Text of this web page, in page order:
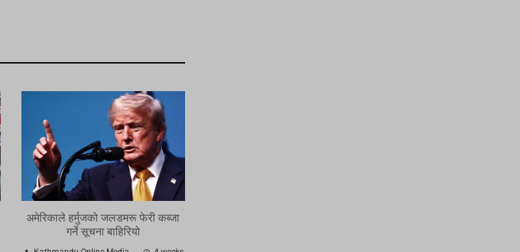
अमेरिकाले हर्मुजको जलडमरू फेरी कब्जा
गर्ने सूचना बाहिरियो